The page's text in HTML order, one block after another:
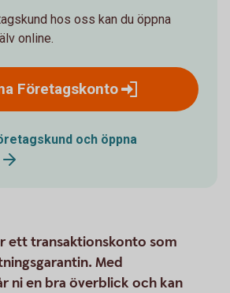
hos oss kan du öppna
online.
Företagskonto
och öppna
ett transaktionskonto som
Med
ni en bra överblick och kan